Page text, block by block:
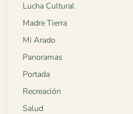
Lucha Cultural
Madre Tierra
Mi Arado
Panoramas
Portada
Recreación
Salud